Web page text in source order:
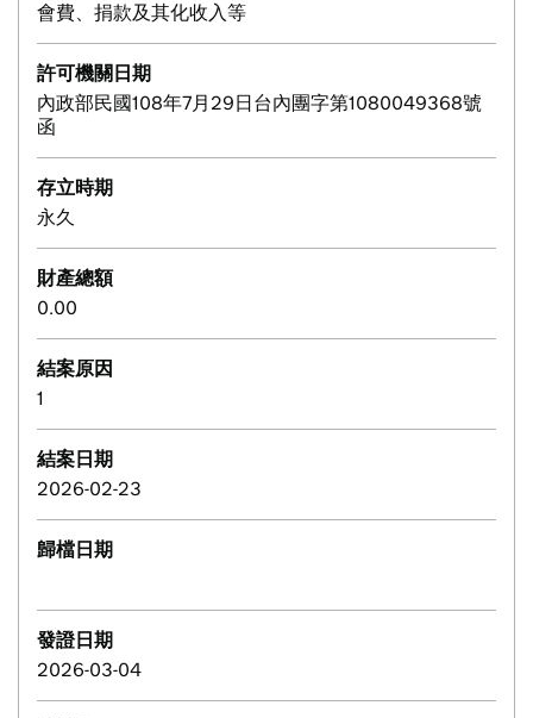
會費、捐款及其化收入等
許可機關日期
內政部民國108年7月29日台內團字第1080049368號
函
存立時期
永久
財產總額
0.00
結案原因
1
結案日期
2026-02-23
歸檔日期
發證日期
2026-03-04